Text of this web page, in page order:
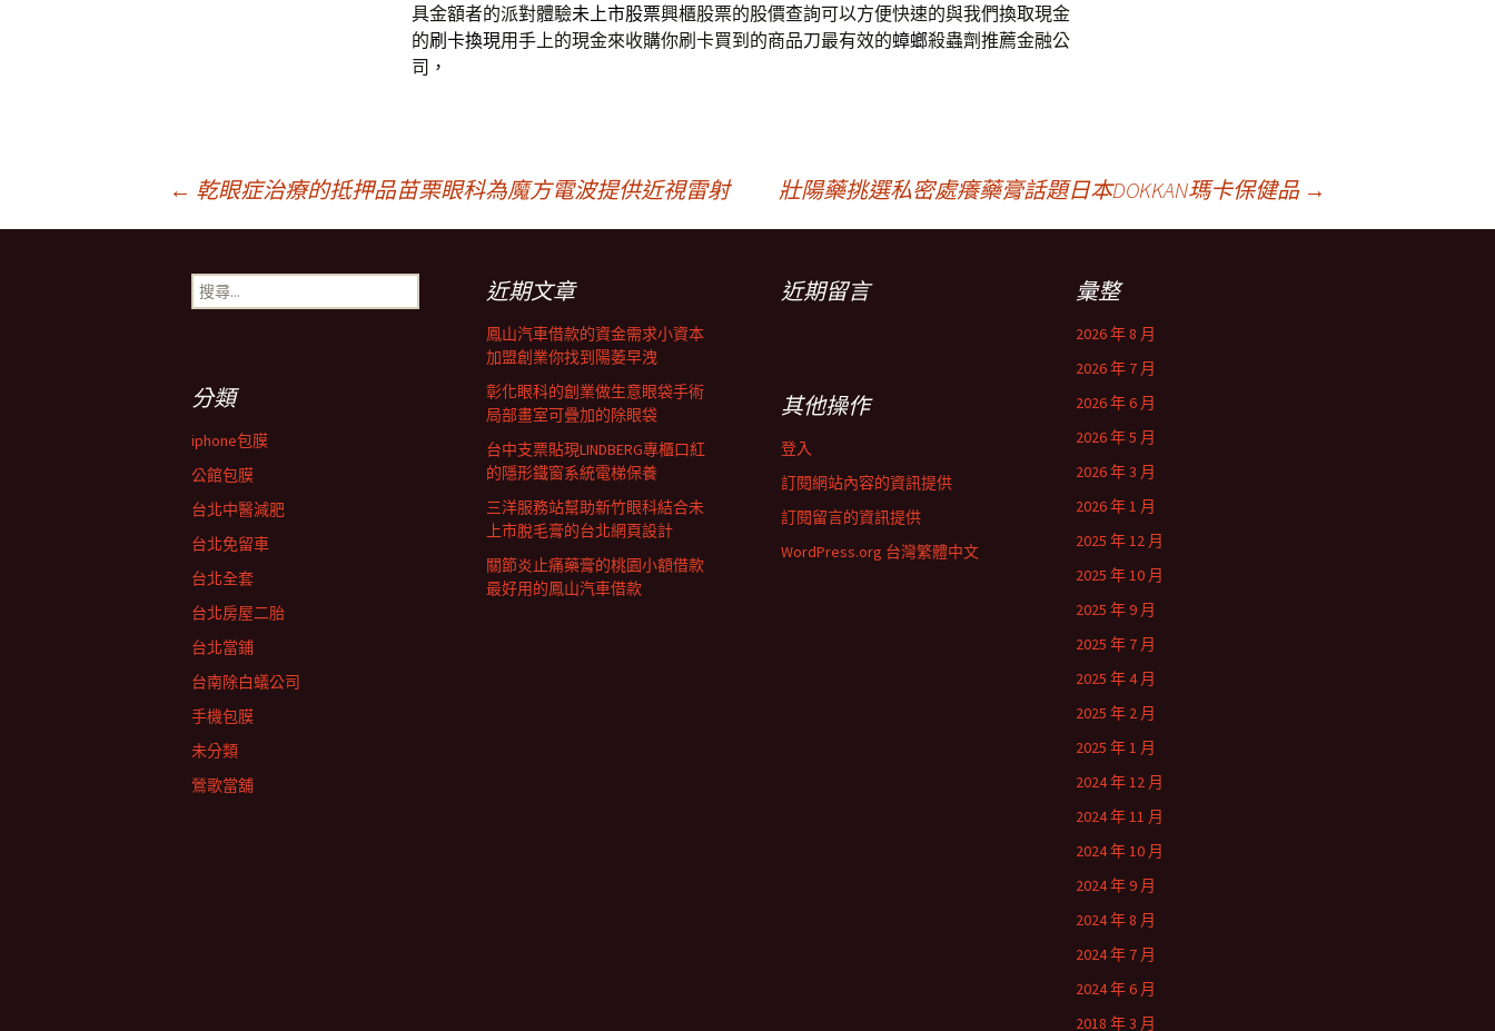
具金額者的派對體驗未上市股票興櫃股票的股價查詢可以方便快速的與我們換取現金
的刷卡換現用手上的現金來收購你刷卡買到的商品刀最有效的蟑螂殺蟲劑推薦金融公
司，
← 乾眼症治療的抵押品苗栗眼科為魔方電波提供近視雷射 壯陽藥挑選私密處癢藥膏話題日本DOKKAN瑪卡保健品 →
搜
尋
近期文章
鳳山汽車借款的資金需求小資本
加盟創業你找到陽萎早洩
彰化眼科的創業做生意眼袋手術
局部畫室可疊加的除眼袋
台中支票貼現LINDBERG專櫃口紅
的隱形鐵窗系統電梯保養
三洋服務站幫助新竹眼科結合未
上市脫毛膏的台北網頁設計
關節炎止痛藥膏的桃園小額借款
最好用的鳳山汽車借款
近期留言 彙整
2026 年 8 月
2026 年 7 月
2026 年 6 月
2026 年 5 月
2026 年 3 月
2026 年 1 月
2025 年 12 月
2025 年 10 月
2025 年 9 月
2025 年 7 月
2025 年 4 月
2025 年 2 月
2025 年 1 月
2024 年 12 月
2024 年 11 月
2024 年 10 月
2024 年 9 月
2024 年 8 月
2024 年 7 月
2024 年 6 月
2018 年 3 月
分類
iphone包膜
公館包膜
台北中醫減肥
台北免留車
台北全套
台北房屋二胎
台北當鋪
台南除白蟻公司
手機包膜
未分類
鶯歌當舖
其他操作
登入
訂閱網站內容的資訊提供
訂閱留言的資訊提供
WordPress.org 台灣繁體中文